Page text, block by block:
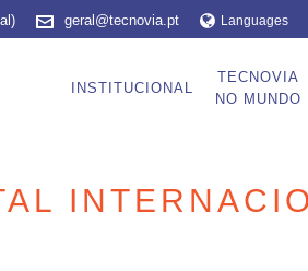
geral@tecnovia.pt Languages
INSTITUCIONAL
TECNOVIA
NO MUNDO